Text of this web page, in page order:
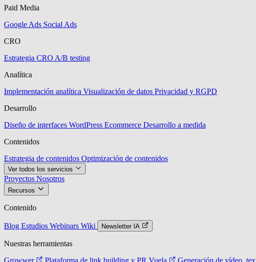
Paid Media
Google Ads Social Ads
CRO
Estrategia CRO A/B testing
Analítica
Implementación analítica Visualización de datos Privacidad y RGPD
Desarrollo
Diseño de interfaces WordPress Ecommerce Desarrollo a medida
Contenidos
Estrategia de contenidos Optimización de contenidos
Ver todos los servicios
Proyectos Nosotros
Recursos
Contenido
Blog Estudios Webinars Wiki Newsletter IA
Nuestras herramientas
Growwer
Plataforma de link building y PR Vuela Generación de vídeo,